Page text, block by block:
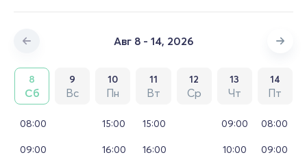
Авг 8 - 14, 2026
8
Сб
9
Вс
10
Пн
11
Вт
12
Ср
13
Чт
14
Пт
08:00
09:00
15:00
16:00
15:00
16:00
09:00
10:00
08:00
09:00